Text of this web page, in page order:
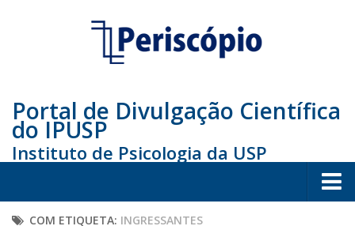
Portal de Divulgação Científica
do IPUSP
Instituto de Psicologia da USP
Home
COM ETIQUETA: INGRESSANTES